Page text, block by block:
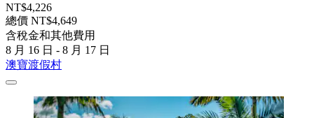
NT$4,226
總價 NT$4,649
含稅金和其他費用
8 月 16 日 - 8 月 17 日
澳寶渡假村